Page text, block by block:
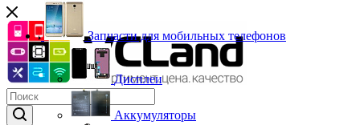
Запчасти для мобильных телефонов
Дисплеи
Аккумуляторы